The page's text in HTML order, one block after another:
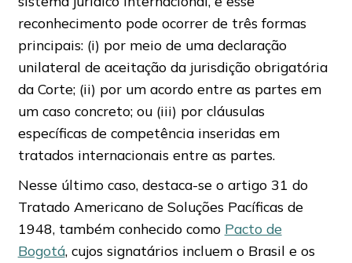
reconhecimento pode ocorrer de três formas
principais: (i) por meio de uma declaração
unilateral de aceitação da jurisdição obrigatória
da Corte; (ii) por um acordo entre as partes em
um caso concreto; ou (iii) por cláusulas
específicas de competência inseridas em
tratados internacionais entre as partes.
Nesse último caso, destaca-se o artigo 31 do
Tratado Americano de Soluções Pacíficas de
1948, também conhecido como Pacto de
Bogotá, cujos signatários incluem o Brasil e os